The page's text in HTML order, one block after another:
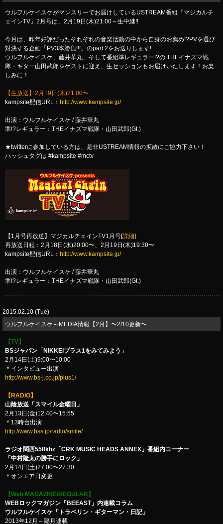
ウルフルケイスケがマンスリーでお届けしているUSTREAM番組『マジカルチ
ェインTV』2月号は、2月19日(木)21:00～生中継!!
今月は、昨年好評だったそれぞれの音楽活動の中から自身のお薦め!?PVを選び
対決する企画「PV3本勝負!!!」のpart.2をお送りします!
ウルフルケイスケ、藤井華丸、そして番組準レギュラー!?の THEイナズマ戦
隊・ギター山田武郎をゲストに迎え、生セッションもお届けいたします！お楽
しみに！
【生放送】2月19日(木)21:00〜
kampsite配信URL： http://www.kampsite.jp/
出演：ウルフルケイスケ / 藤井華丸
準!?レギュラー：THEイナズマ戦隊・山田武郎(Gt.)
★twitterに参加している方は、是非USTREAM情報の拡散にご協力下さい！
ハッシュタグは #kampsite #mctv
【1月号再放送】マジカルチェインTV1月号[詳細]
再放送日程：2月18日(水)20:00〜、2月19日(木)19:30〜
kampsite配信URL： http://www.kampsite.jp/
出演：ウルフルケイスケ / 藤井華丸
準!?レギュラー：THEイナズマ戦隊・山田武郎(Gt.)
2015.02.10 (Tue)
ウルフルケイスケ～MEDIA情報【2月】〜2/10更新〜
【TV】
BSジャパン「NIKKEIプラス1をみてみよう」
2月14日(土)9:00〜10:00
＊インタビュー出演
http://www.bs-j.co.jp/plus1/
【RADIO】
山陰放送「スマイル金曜日」
2月13日(金)12:40〜15:55
＊13時台出演
http://www.bss.jp/radio/smile/
ラジオ関西558khz「CRK MUSIC HEADS ANNEX」番組内コーナー
「中村隆太の勝手にロック」
2月14日(土)27:00〜27:30
＊オンエア日変更
【Web MAGAZINE/REGULAR】
WEBロックマガジン「BEEAST」内連載コラム
ウルフルケイスケ「トラベリン・ギターマン・日記」
2013年12月～隔月連載